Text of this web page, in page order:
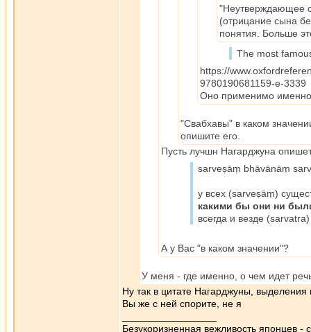
"Неутверждающее
(отрицание сына
понятия. Больше
The most
https://
9780190681159-e-3339
Оно применимо
"Свабхавы" в каком
опишите его.
Пусть лучшн Нагарджуна
sarveṣāṃ bhāvānāṃ
у всех (sarveṣāṃ)
какими бы они ни
всегда и везде
А у Вас "в каком значении"?
У меня - где именно, о чем идет
Ну так в цитате Нагарджуны, выделения
Вы же с ней спорите, не я
Безукоризненная вежливость японцев -